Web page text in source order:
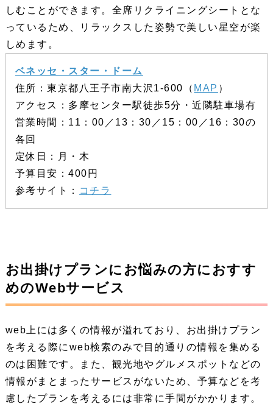
しむことができます。全席リクライニングシートとな
っているため、リラックスした姿勢で美しい星空が楽
しめます。
ベネッセ・スター・ドーム
住所：東京都八王子市南大沢1-600（ MAP ）
アクセス：多摩センター駅徒歩5分・近隣駐車場有
営業時間：11：00／13：30／15：00／16：30の
各回
定休日：月・木
予算目安：400円
参考サイト：
コチラ
お出掛けプランにお悩みの方におすす
めのWebサービス
web上には多くの情報が溢れており、お出掛けプラン
を考える際にweb検索のみで目的通りの情報を集める
のは困難です。また、観光地やグルメスポットなどの
情報がまとまったサービスがないため、予算などを考
慮したプランを考えるには非常に手間がかかります。